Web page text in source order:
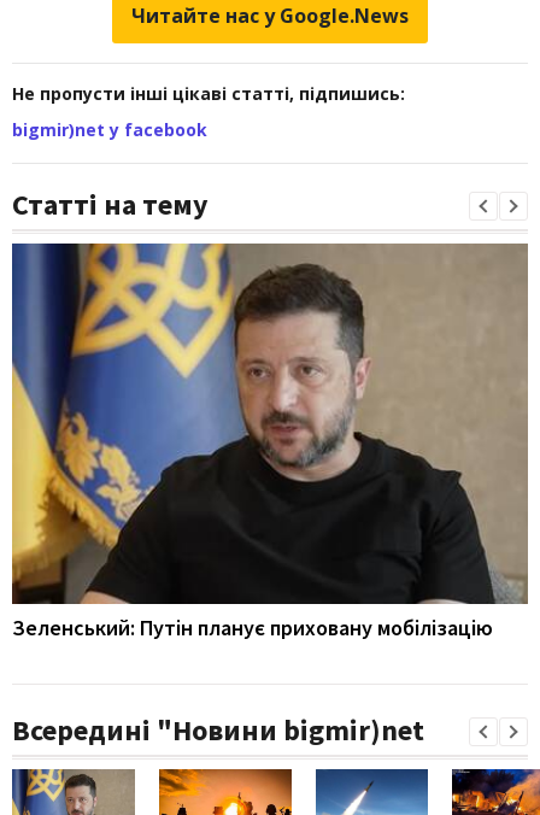
Читайте нас у Google.News
Не пропусти інші цікаві статті, підпишись:
bigmir)net у facebook
Статті на тему
Зеленський: Путін планує приховану мобілізацію
Всередині "Новини bigmir)net